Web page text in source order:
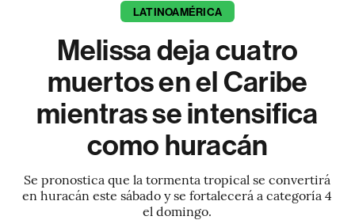
LATINOAMÉRICA
Melissa deja cuatro
muertos en el Caribe
mientras se intensifica
como huracán
Se pronostica que la tormenta tropical se convertirá
en huracán este sábado y se fortalecerá a categoría 4
el domingo.